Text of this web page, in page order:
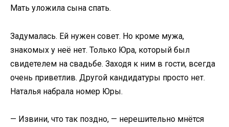
Мать уложила сына спать.
Задумалась. Ей нужен совет. Но кроме мужа,
знакомых у неё нет. Только Юра, который был
свидетелем на свадьбе. Заходя к ним в гости, всегда
очень приветлив. Другой кандидатуры просто нет.
Наталья набрала номер Юры.
— Извини, что так поздно, — нерешительно мнётся